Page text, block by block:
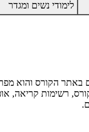
לימודי נשים ומגדר
באתר הקורס והוא
רשימות קריאה,
.